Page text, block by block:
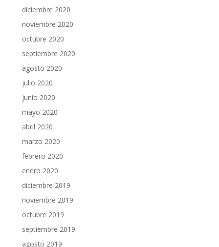
diciembre 2020
noviembre 2020
octubre 2020
septiembre 2020
agosto 2020
julio 2020
junio 2020
mayo 2020
abril 2020
marzo 2020
febrero 2020
enero 2020
diciembre 2019
noviembre 2019
octubre 2019
septiembre 2019
agosto 2019